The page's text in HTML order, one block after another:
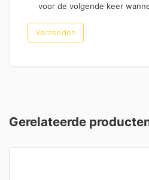
voor de volgende keer
Gerelateerde